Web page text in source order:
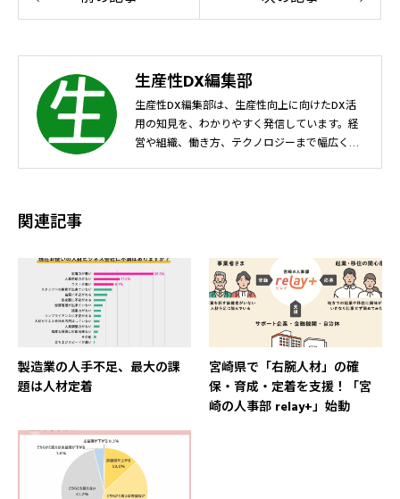
生産性DX編集部
生産性DX編集部は、生産性向上に向けたDX活
用の知見を、わかりやすく発信しています。経
営や組織、働き方、テクノロジーまで幅広く取
関連記事
製造業の人手不足、最大の課
題は人材定着
宮崎県で「右腕人材」の確
保・育成・定着を支援！「宮
崎の人事部 relay+」始動